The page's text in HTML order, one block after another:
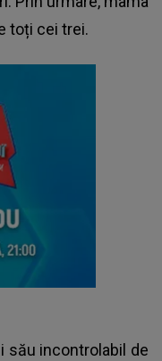
toți cei trei.
său incontrolabil de